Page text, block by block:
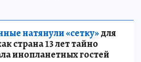
натянули «сетку»для
страна 13 лет тайно
инопланетных гостей